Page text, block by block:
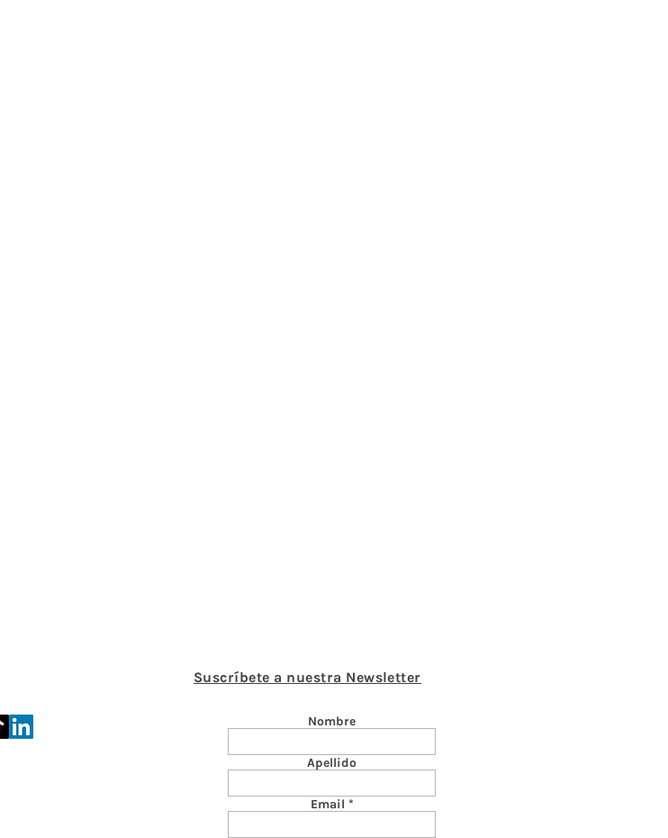
Suscríbete a nuestra Newsletter
Nombre
Apellido
Email